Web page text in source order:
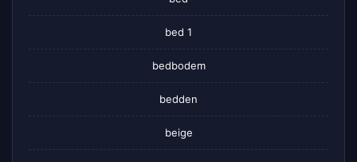
bed 1
bedbodem
bedden
beige